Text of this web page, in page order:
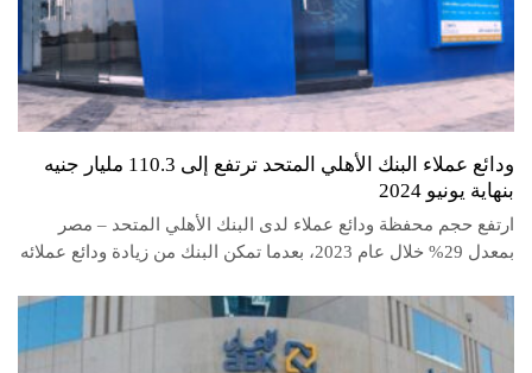
ودائع عملاء البنك الأهلي المتحد ترتفع إلى 110.3 مليار جنيه
بنهاية يونيو 2024
ارتفع حجم محفظة ودائع عملاء لدى البنك الأهلي المتحد – مصر
بمعدل 29% خلال عام 2023، بعدما تمكن البنك من زيادة ودائع عملائه